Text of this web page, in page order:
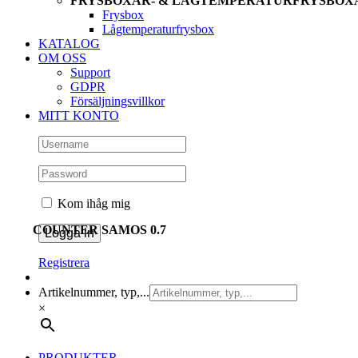
Frysbox
Lågtemperaturfrysbox
KATALOG
OM OSS
Support
GDPR
Försäljningsvillkor
MITT KONTO
Kom ihåg mig
Registrera
Artikelnummer, typ,...
×
COUNTER SAMOS 0.7